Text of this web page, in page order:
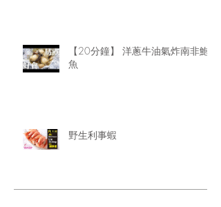
【20分鐘】 洋蔥牛油氣炸南非鮑
魚
野生利事蝦